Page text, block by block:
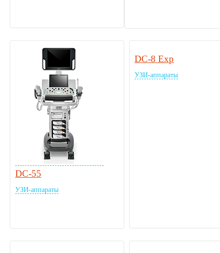
DC-55
УЗИ-аппараты
DC-8 Exp
УЗИ-аппараты